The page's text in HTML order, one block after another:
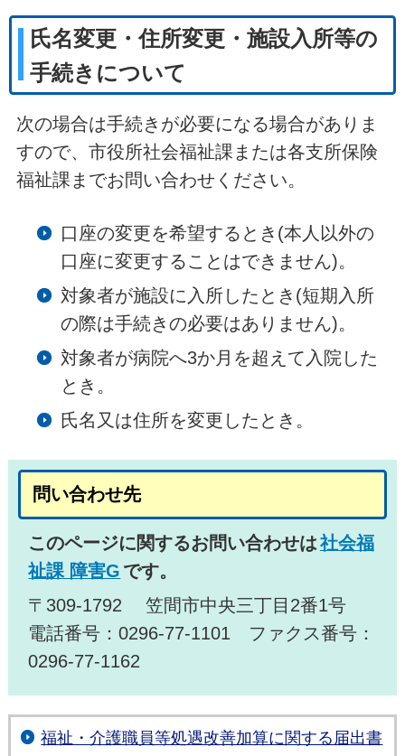
氏名変更・住所変更・施設入所等の
手続きについて
次の場合は手続きが必要になる場合がありま
すので、市役所社会福祉課または各支所保険
福祉課までお問い合わせください。
口座の変更を希望するとき(本人以外の
口座に変更することはできません)。
対象者が施設に入所したとき(短期入所
の際は手続きの必要はありません)。
対象者が病院へ3か月を超えて入院した
とき。
氏名又は住所を変更したとき。
問い合わせ先
このページに関するお問い合わせは社会福
祉課 障害G です。
〒309-1792 笠間市中央三丁目2番1号
電話番号：0296-77-1101 ファクス番号：
0296-77-1162
福祉・介護職員等処遇改善加算に関する届出書